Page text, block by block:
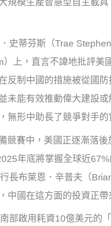
史蒂芬斯（Trae
上，直言不諱地批評美
反制中國的措施被從國
未能有效推動偉大建設
無形中助長了競爭對手的
競賽中，美國正逐漸落
年底將掌握全球近
長布萊恩．辛普夫（
中國在這方面的投資正帶
部啟用耗資10億美元的